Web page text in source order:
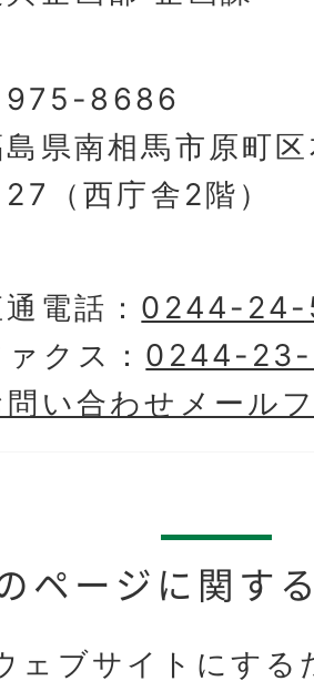
975-8686
県南相馬市原町
27（西庁舎2階）
電話： 0244-
クス： 0244-23-
問い合わせメール
ページに関す
ェブサイトにする